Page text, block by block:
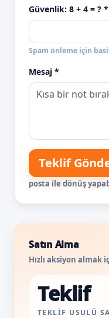
Güvenlik: 8 + 4 = ? *
Spam önleme için
Mesaj *
Teklif
posta ile dönüş
Satın Alma
Hızlı aksiyon almak
Teklif
TEKLIF USULÜ